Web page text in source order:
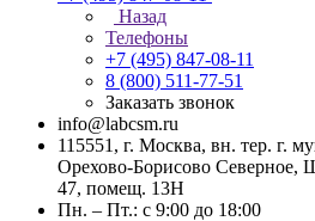
Назад
Телефоны
+7 (495) 847-08-11
8 (800) 511-77-51
Заказать звонок
info@labcsm.ru
115551, г. Москва, вн. тер. г.
Орехово-Борисово Северное,
47, помещ. 13Н
Пн. – Пт.: с 9:00 до 18:00